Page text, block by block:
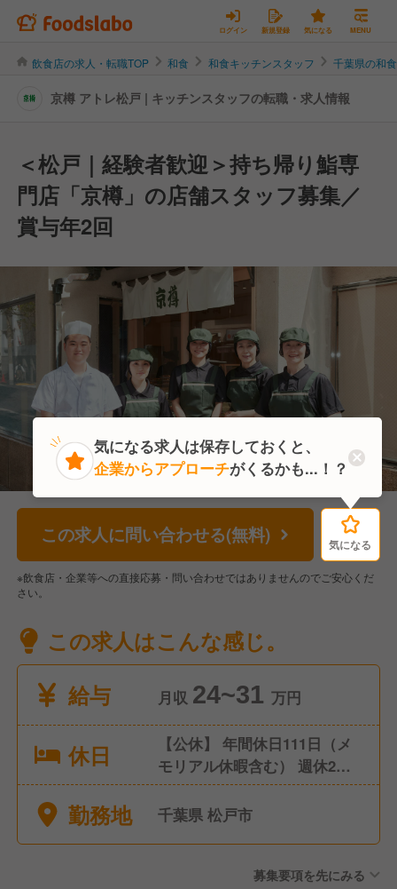
ログイン 新規登録 気になる MENU
飲食店の求人・転職TOP 和食 和食キッチンスタッフ 千葉県の和
京樽 アトレ松戸 | キッチンスタッフの転職・求人情報
＜松戸｜経験者歓迎＞持ち帰り鮨専
門店「京樽」の店舗スタッフ募集／
賞与年2回
この求人に問い合わせる(無料) 気になる
※飲食店・企業等への直接応募・問い合わせではありませんのでご安心くだ
さい。
この求人はこんな感じ。
給与
月収 24~31 万円
休日
【公休】 年間休日111日（メ
モリアル休暇含む） 週休2日
制 ※シフトにより連休取得も
可能です。 【有給休暇】 年
休暇備蓄制度あり 【休暇制
勤務地 千葉県 松戸市
募集要項を先にみる
気になる
気になる求人は保存しておくと、
企業からアプローチがくるかも...！？